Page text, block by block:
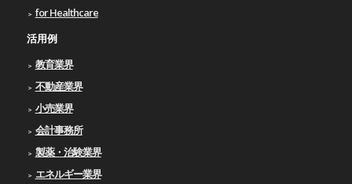
for Healthcare
活用例
教育業界
不動産業界
小売業界
会計事務所
製薬・治験業界
エネルギー業界